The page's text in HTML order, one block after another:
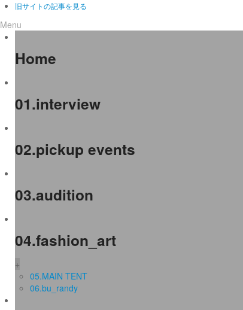
旧サイトの記事を見る
Menu
Home
01.interview
02.pickup events
03.audition
04.fashion_art
+
05.MAIN TENT
06.bu_randy